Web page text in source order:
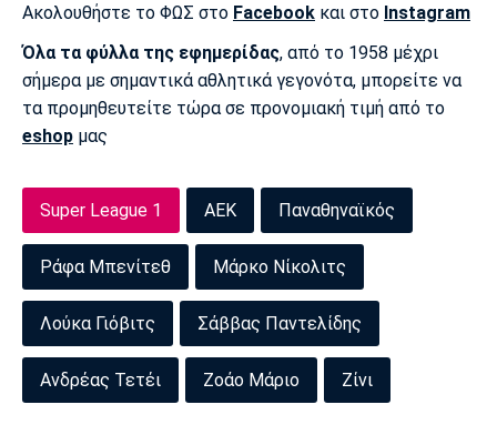
Ακολουθήστε το ΦΩΣ στο Facebook και στο Instagram
Όλα τα φύλλα της εφημερίδας, από το 1958 μέχρι
σήμερα με σημαντικά αθλητικά γεγονότα, μπορείτε να
τα προμηθευτείτε τώρα σε προνομιακή τιμή από το
eshop μας
Super League 1 ΑΕΚ Παναθηναϊκός
Ράφα Μπενίτεθ Μάρκο Νίκολιτς
Λούκα Γιόβιτς Σάββας Παντελίδης
Ανδρέας Τετέι Ζοάο Μάριο Ζίνι